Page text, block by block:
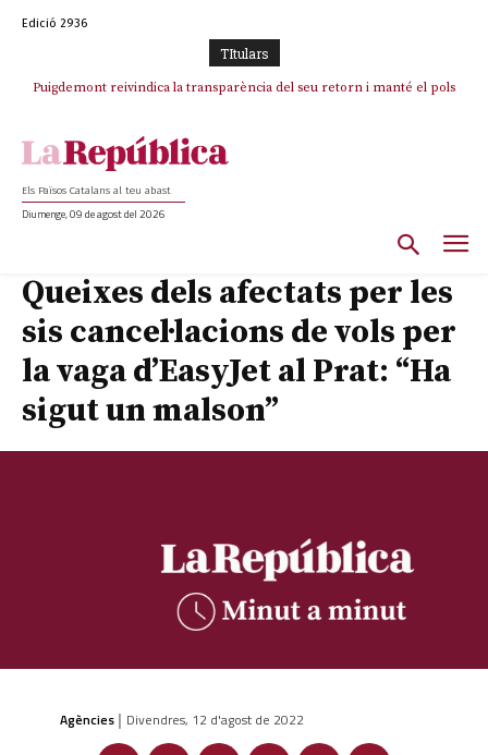
Edició 2936
TItulars
Puigdemont reivindica la transparència del seu retorn i manté el pols
Els Països Catalans al teu abast
Diumenge, 09 de agost del 2026
Queixes dels afectats per les
sis cancel·lacions de vols per
la vaga d’EasyJet al Prat: “Ha
sigut un malson”
Agències | Divendres, 12 d'agost de 2022